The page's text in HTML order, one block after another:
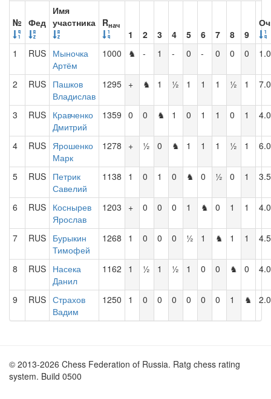
№ Фед
Имя
участника Rнач
1 2 3 4 5 6 7 8 9
1 RUS Мыночка
Артём
1000 ♞ - 1 - 0 - 0 0 0 1.0
2 RUS Пашков
Владислав
1295 + ♞ 1 ½ 1 1 1 ½ 1 7.0
3 RUS Кравченко
Дмитрий
1359 0 0 ♞ 1 0 1 1 0 1 4.0
4 RUS Ярошенко
Марк
1278 + ½ 0 ♞ 1 1 1 ½ 1 6.0
5 RUS Петрик
Савелий
1138 1 0 1 0 ♞ 0 ½ 0 1 3.5
6 RUS Коснырев
Ярослав
1203 + 0 0 0 1 ♞ 0 1 1 4.0
7 RUS Бурыкин
Тимофей
1268 1 0 0 0 ½ 1 ♞ 1 1 4.5
8 RUS Насека
Данил
1162 1 ½ 1 ½ 1 0 0 ♞ 0 4.0
9 RUS Страхов
Вадим
1250 1 0 0 0 0 0 0 1 ♞ 2.0
© 2013-2026 Chess Federation of Russia. Ratg chess rating
system. Build 0500